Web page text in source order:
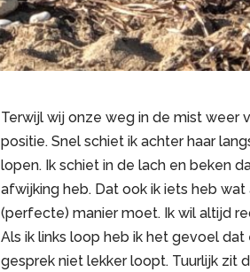
Terwijl wij onze weg in de mist weer
positie. Snel schiet ik achter haar
lopen. Ik schiet in de lach en beken
afwijking heb. Dat ook ik iets heb
(perfecte) manier moet. Ik wil altijd
Als ik links loop heb ik het gevoel
gesprek niet lekker loopt. Tuurlijk zit